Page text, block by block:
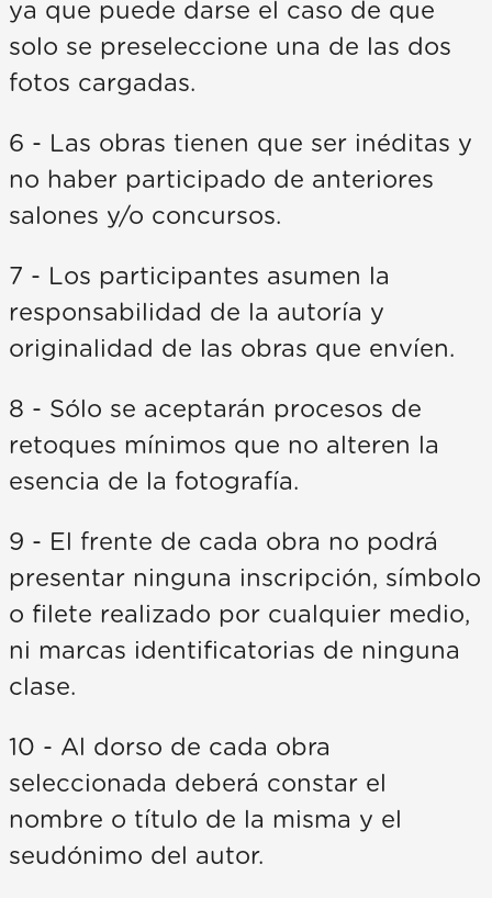
ya que puede darse el caso de que
solo se preseleccione una de las dos
fotos cargadas.
6 - Las obras tienen que ser inéditas y
no haber participado de anteriores
salones y/o concursos.
7 - Los participantes asumen la
responsabilidad de la autoría y
originalidad de las obras que envíen.
8 - Sólo se aceptarán procesos de
retoques mínimos que no alteren la
esencia de la fotografía.
9 - El frente de cada obra no podrá
presentar ninguna inscripción, símbolo
o filete realizado por cualquier medio,
ni marcas identificatorias de ninguna
clase.
10 - Al dorso de cada obra
seleccionada deberá constar el
nombre o título de la misma y el
seudónimo del autor.